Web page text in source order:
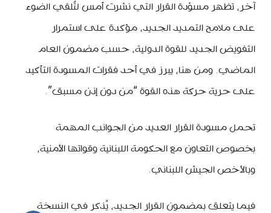
آخر، تظهر مسوّدة القرار التي نشرت أمس لتُلقي الضوء
على ملامح التمديد الجديد، مؤكدة على استمرار
التفويض الجديد للقوة الدولية، حسب مضمون العام
الماضي. ومن هنا، يبرز في أحد فقرات المسودة التأكيد
على حرية حركة هذه القوة “من دون إذن مسبق”.
تحمل مسودة القرار العديد من الجوانب المهمة
بخصوص التعاون مع الحكومة اللبنانية وقواتها الأمنية،
وبالأخص الجيش اللبناني.
فيما يتعلق بمضمون القرار الجديد، يُذكر في النسخة